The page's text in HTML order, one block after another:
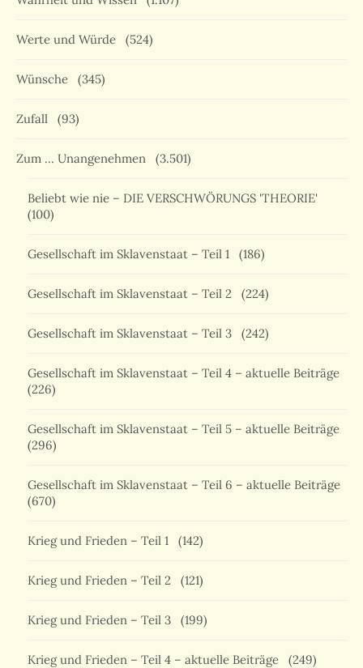
Werte und Würde (524)
Wünsche (345)
Zufall (93)
Zum … Unangenehmen (3.501)
Beliebt wie nie – DIE VERSCHWÖRUNGS 'THEORIE'
(100)
Gesellschaft im Sklavenstaat – Teil 1 (186)
Gesellschaft im Sklavenstaat – Teil 2 (224)
Gesellschaft im Sklavenstaat – Teil 3 (242)
Gesellschaft im Sklavenstaat – Teil 4 – aktuelle Beiträge
(226)
Gesellschaft im Sklavenstaat – Teil 5 – aktuelle Beiträge
(296)
Gesellschaft im Sklavenstaat – Teil 6 – aktuelle Beiträge
(670)
Krieg und Frieden – Teil 1 (142)
Krieg und Frieden – Teil 2 (121)
Krieg und Frieden – Teil 3 (199)
Krieg und Frieden – Teil 4 – aktuelle Beiträge (249)